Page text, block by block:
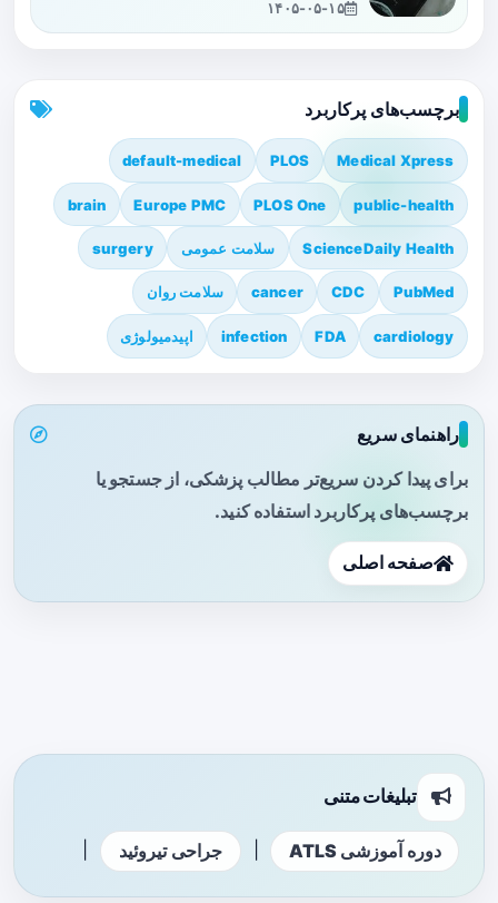
۱۴۰۵-۰۵-۱۵
برچسب‌های پرکاربرد
Medical Xpress
PLOS
default-medical
public-health
PLOS One
Europe PMC
brain
ScienceDaily Health سلامت عمومی surgery
PubMed
CDC
cancer سلامت روان
cardiology
FDA
infection اپیدمیولوژی
راهنمای سریع
برای پیدا کردن سریع‌تر مطالب پزشکی، از جستجو یا
برچسب‌های پرکاربرد استفاده کنید.
صفحه اصلی
تبلیغات متنی
دوره آموزشی ATLS جراحی تیروئید